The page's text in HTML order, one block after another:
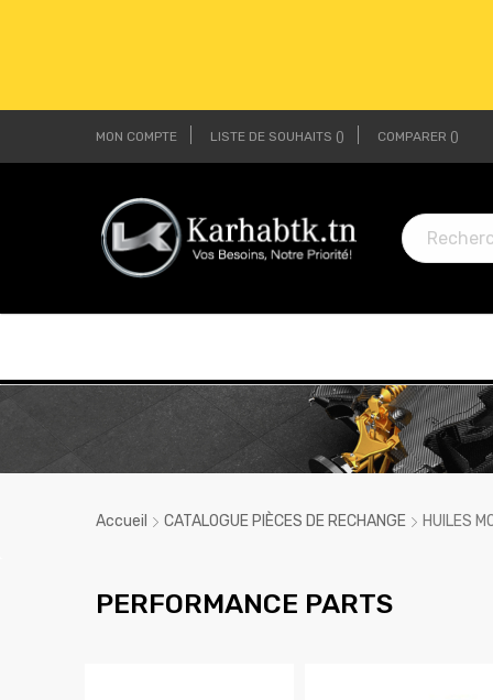
MON COMPTE LISTE DE SOUHAITS COMPARER
Accueil CATALOGUE PIÈCES DE RECHANGE HUILES
PERFORMANCE PARTS